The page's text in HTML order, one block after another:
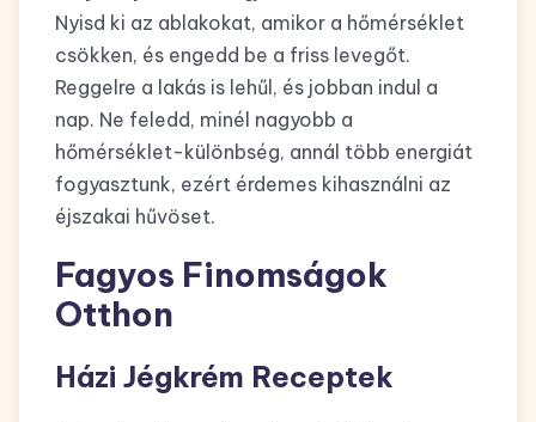
Nyisd ki az ablakokat, amikor a hőmérséklet
csökken, és engedd be a friss levegőt.
Reggelre a lakás is lehűl, és jobban indul a
nap. Ne feledd, minél nagyobb a
hőmérséklet-különbség, annál több energiát
fogyasztunk, ezért érdemes kihasználni az
éjszakai hűvöset.
Fagyos Finomságok
Otthon
Házi Jégkrém Receptek